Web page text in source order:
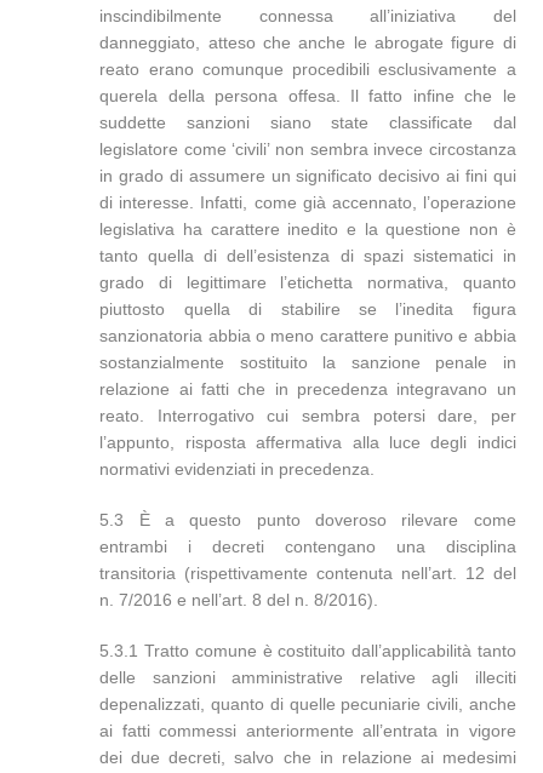
inscindibilmente connessa all’iniziativa del
danneggiato, atteso che anche le abrogate figure di
reato erano comunque procedibili esclusivamente a
querela della persona offesa. Il fatto infine che le
suddette sanzioni siano state classificate dal
legislatore come ‘civili’ non sembra invece circostanza
in grado di assumere un significato decisivo ai fini qui
di interesse. Infatti, come già accennato, l’operazione
legislativa ha carattere inedito e la questione non è
tanto quella di dell’esistenza di spazi sistematici in
grado di legittimare l’etichetta normativa, quanto
piuttosto quella di stabilire se l’inedita figura
sanzionatoria abbia o meno carattere punitivo e abbia
sostanzialmente sostituito la sanzione penale in
relazione ai fatti che in precedenza integravano un
reato. Interrogativo cui sembra potersi dare, per
l’appunto, risposta affermativa alla luce degli indici
normativi evidenziati in precedenza.
5.3 È a questo punto doveroso rilevare come
entrambi i decreti contengano una disciplina
transitoria (rispettivamente contenuta nell’art. 12 del
n. 7/2016 e nell’art. 8 del n. 8/2016).
5.3.1 Tratto comune è costituito dall’applicabilità tanto
delle sanzioni amministrative relative agli illeciti
depenalizzati, quanto di quelle pecuniarie civili, anche
ai fatti commessi anteriormente all’entrata in vigore
dei due decreti, salvo che in relazione ai medesimi